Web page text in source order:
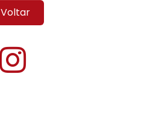
Voltar